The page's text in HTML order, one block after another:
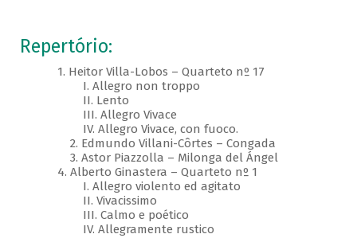
Repertório:
1. Heitor Villa-Lobos – Quarteto nº 17
I. Allegro non troppo
II. Lento
III. Allegro Vivace
IV. Allegro Vivace, con fuoco.
2. Edmundo Villani-Côrtes – Congada
3. Astor Piazzolla – Milonga del Ángel
4. Alberto Ginastera – Quarteto nº 1
I. Allegro violento ed agitato
II. Vivacissimo
III. Calmo e poético
IV. Allegramente rustico